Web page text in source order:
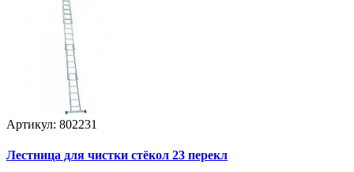
Артикул: 802231
Лестница для чистки стёкол 23 перекл